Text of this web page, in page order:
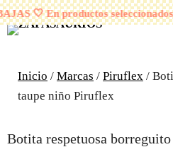
🤍 En productos
Saltar
al
¡ENVÍOS GRATUITOS A
Inicio / Marcas / Piruflex /
taupe niño Piruflex
Botita respetuosa